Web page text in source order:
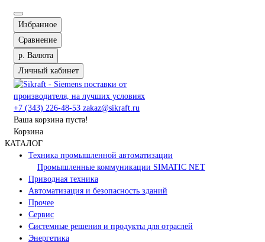
Избранное
Сравнение
р. Валюта
Личный кабинет
+7 (343) 226-48-53 zakaz@sikraft.ru
Ваша корзина пуста!
Корзина
КАТАЛОГ
Техника промышленной автоматизации
Промышленные коммуникации SIMATIC NET
Приводная техника
Автоматизация и безопасность зданий
Прочее
Сервис
Системные решения и продукты для отраслей
Энергетика